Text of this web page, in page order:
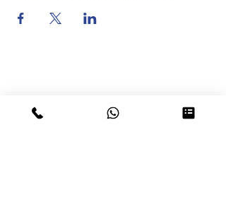
+49 (0) 69-48007690-12